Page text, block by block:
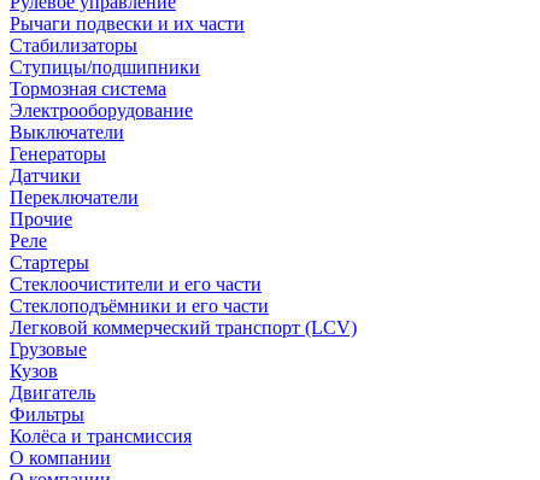
Рычаги подвески и их части
Стабилизаторы
Ступицы/подшипники
Тормозная система
Электрооборудование
Выключатели
Генераторы
Датчики
Переключатели
Прочие
Реле
Стартеры
Стеклоочистители и его части
Стеклоподъёмники и его части
Легковой коммерческий транспорт (LCV)
Грузовые
Кузов
Двигатель
Фильтры
Колёса и трансмиссия
О компании